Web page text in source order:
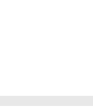
東離劍遊紀4 4(完
ray】 [ 鳥海浩輔 ]
電式バッテリー + US
」無限城編 第一章 猗